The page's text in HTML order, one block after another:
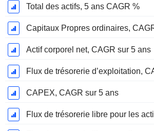
Total des actifs, 5 ans CAGR %
Capitaux Propres ordinaires,
Actif corporel net, CAGR sur 5 ans
CAPEX, CAGR sur 5 ans